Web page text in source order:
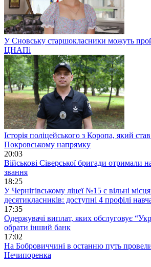
У Сновську старшокласники можуть
ЦНАПі
Історія поліцейського з Коропа, який
Покровському напрямку
20:03
Військові Сіверської бригади отримали
звання
18:25
У Чернігівському ліцеї №15 є вільні
десятикласників: доступні 4 профілі
17:35
Одержувачі виплат, яких обслуговує
обрати інший банк
17:02
На Бобровиччині в останню путь провели
Нечипоренка